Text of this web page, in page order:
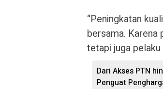
“Peningkatan
bersama. Karena
tetapi juga pelaku
Dari Akses PTN
Penguat